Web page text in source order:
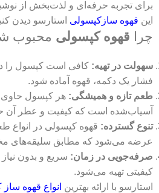
برای تجربه حرفه‌ای و لذت‌بخش از
این قهوه ساز‌کپسولی استارسو دیدن
چرا قهوه کپسولی محبوب
سهولت در تهیه: کافی است کپسول را
فشار یک دکمه، قهوه آماده شود.
طعم تازه و همیشگی: هر کپسول حاوی
آسیاب‌شده است که کیفیت و عطر
تنوع گسترده: قهوه کپسولی در انواع
عرضه می‌شود که مطابق سلیقه‌های
صرفه‌جویی در زمان: سریع و بدون
کیفیتی تهیه می‌شود.
استارسو با ارائه بهترین انواع قهوه‌